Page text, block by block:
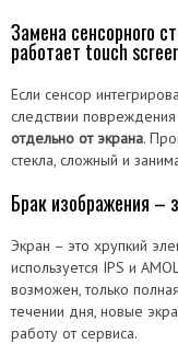
Замена сенсорного
работает touch
Если сенсор
следствии
отдельно от экрана.
стекла, сложный и
Брак изображения –
Экран – это хрупкий
используется IPS и
возможен, только полная
течении дня, новые
работу от сервиса.